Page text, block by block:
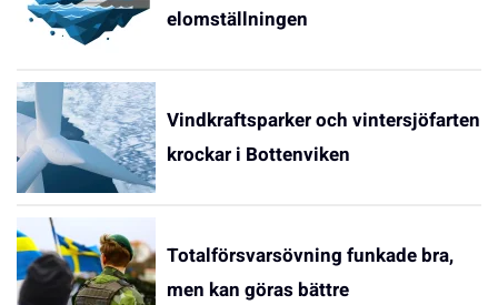
elomställningen
Vindkraftsparker och vintersjöfarten
krockar i Bottenviken
Totalförsvarsövning funkade bra,
men kan göras bättre